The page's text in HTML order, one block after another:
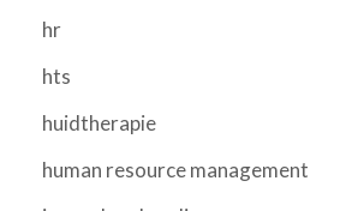
hr
hts
huidtherapie
human resource management